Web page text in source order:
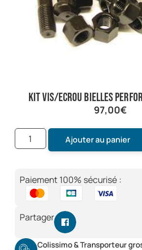
kit vis/ecrou bielles
97,00€
Ajouter au panier
Paiement 100% sécurisé :
Partager
Colissimo & Transporteur